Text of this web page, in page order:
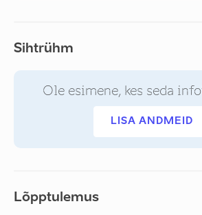
Sihtrühm
Ole esimene, kes seda
LISA ANDMEID
Lõpptulemus